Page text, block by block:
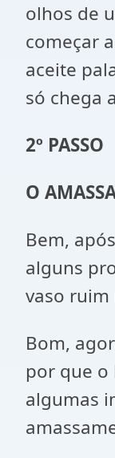
olhos de
começar
aceite
só chega
2º PASSO
O
Bem,
alguns
vaso
Bom,
por que o
algumas